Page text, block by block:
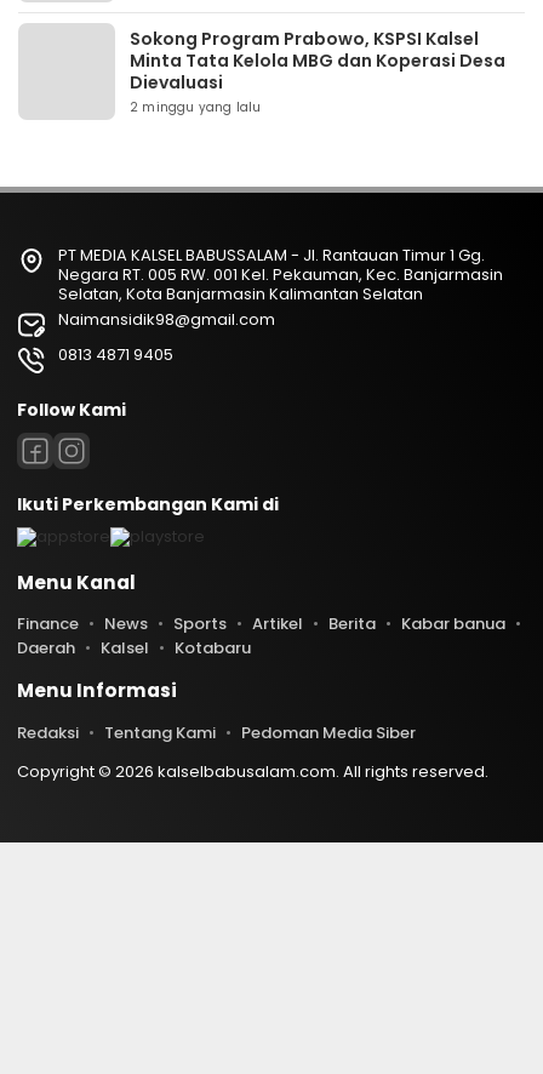
Sokong Program Prabowo, KSPSI Kalsel
Minta Tata Kelola MBG dan Koperasi Desa
Dievaluasi
2 minggu yang lalu
PT MEDIA KALSEL BABUSSALAM - Jl. Rantauan Timur 1 Gg.
Negara RT. 005 RW. 001 Kel. Pekauman, Kec. Banjarmasin
Selatan, Kota Banjarmasin Kalimantan Selatan
Naimansidik98@gmail.com
0813 4871 9405
Follow Kami
Ikuti Perkembangan Kami di
Menu Kanal
Finance News Sports Artikel Berita
Kabar banua
Daerah
Kalsel Kotabaru
Menu Informasi
Redaksi Tentang Kami
Pedoman Media Siber
Copyright © 2026 kalselbabusalam.com. All rights reserved.